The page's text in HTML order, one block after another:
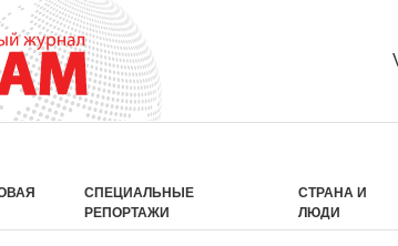
СПЕЦИАЛЬНЫЕ
РЕПОРТАЖИ
СТРАНА И
ЛЮДИ